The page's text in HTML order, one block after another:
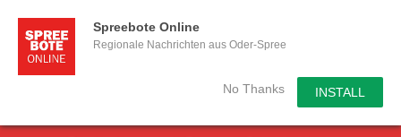
Spreebote Online
Regionale Nachrichten aus Oder-Spree
No Thanks INSTALL